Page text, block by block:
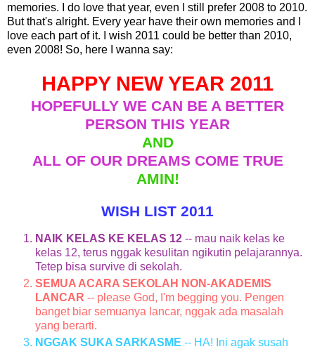
memories. I do love that year, even I still prefer 2008 to 2010.
But that's alright. Every year have their own memories and I
love each part of it. I wish 2011 could be better than 2010,
even 2008! So, here I wanna say:
HAPPY NEW YEAR 2011
HOPEFULLY WE CAN BE A BETTER
PERSON THIS YEAR
AND
ALL OF OUR DREAMS COME TRUE
AMIN!
WISH LIST 2011
NAIK KELAS KE KELAS 12 -- mau naik kelas ke
kelas 12, terus nggak kesulitan ngikutin pelajarannya.
Tetep bisa survive di sekolah.
SEMUA ACARA SEKOLAH NON-AKADEMIS
LANCAR -- please God, I'm begging you. Pengen
banget biar semuanya lancar, nggak ada masalah
yang berarti.
NGGAK SUKA SARKASME -- HA! Ini agak susah